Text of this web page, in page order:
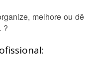
melhore ou dê
?